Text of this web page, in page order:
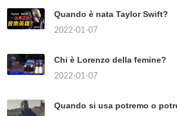
Quando è nata Taylor Swift?
2022-01-07
Chi è Lorenzo della femine?
2022-01-07
Quando si usa potremo o